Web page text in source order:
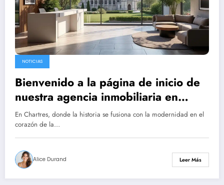
NOTICIAS
Bienvenido a la página de inicio de
nuestra agencia inmobiliaria en
Chartres
En Chartres, donde la historia se fusiona con la modernidad en el
corazón de la…
Alice Durand Leer Más